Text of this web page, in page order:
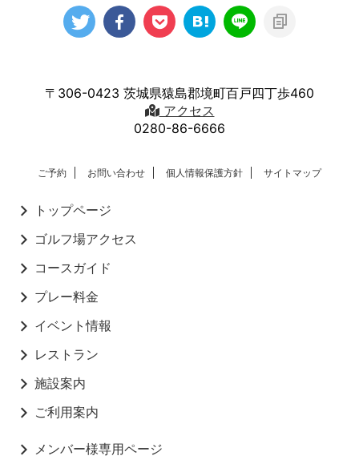
〒306-0423 茨城県猿島郡境町百戸四丁歩460
アクセス
0280-86-6666
ご予約 お問い合わせ 個人情報保護方針 サイトマップ
トップページ
ゴルフ場アクセス
コースガイド
プレー料金
イベント情報
レストラン
施設案内
ご利用案内
メンバー様専用ページ